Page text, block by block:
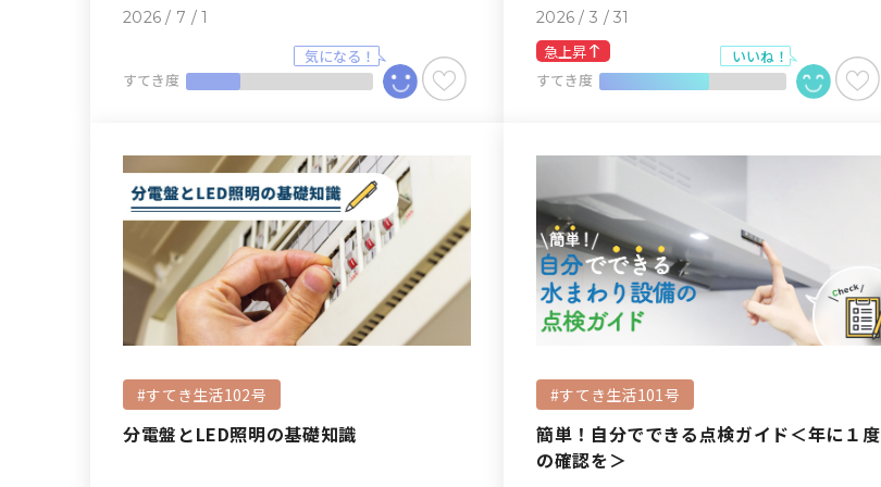
2026 / 7 / 1
すてき度
2026 / 3 / 31
急上昇
すてき度
#すてき生活102号
分電盤とLED照明の基礎知識
#すてき生活101号
簡単！自分でできる点検ガイド＜年に１度
の確認を＞